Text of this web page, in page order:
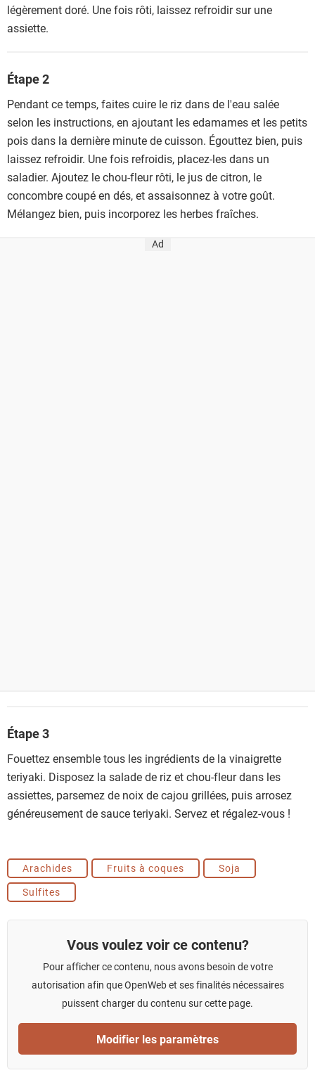
légèrement doré. Une fois rôti, laissez refroidir sur une
assiette.
Étape 2
Pendant ce temps, faites cuire le riz dans de l'eau salée
selon les instructions, en ajoutant les edamames et les petits
pois dans la dernière minute de cuisson. Égouttez bien, puis
laissez refroidir. Une fois refroidis, placez-les dans un
saladier. Ajoutez le chou-fleur rôti, le jus de citron, le
concombre coupé en dés, et assaisonnez à votre goût.
Mélangez bien, puis incorporez les herbes fraîches.
Ad
Étape 3
Fouettez ensemble tous les ingrédients de la vinaigrette
teriyaki. Disposez la salade de riz et chou-fleur dans les
assiettes, parsemez de noix de cajou grillées, puis arrosez
généreusement de sauce teriyaki. Servez et régalez-vous !
Arachides Fruits à coques
Soja
Sulfites
Vous voulez voir ce contenu?
Pour afficher ce contenu, nous avons besoin de votre
autorisation afin que OpenWeb et ses finalités nécessaires
puissent charger du contenu sur cette page.
Modifier les paramètres